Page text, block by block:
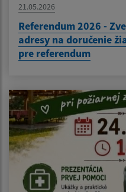
21.05.2026
Referendum 2026 -
adresy na doručenie
pre referendum